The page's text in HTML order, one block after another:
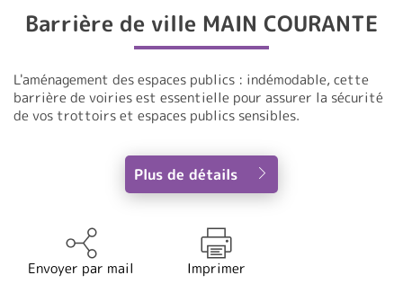
Barrière de ville MAIN COURANTE
L'aménagement des espaces publics : indémodable, cette
barrière de voiries est essentielle pour assurer la sécurité
de vos trottoirs et espaces publics sensibles.
Plus de détails
Envoyer par mail Imprimer